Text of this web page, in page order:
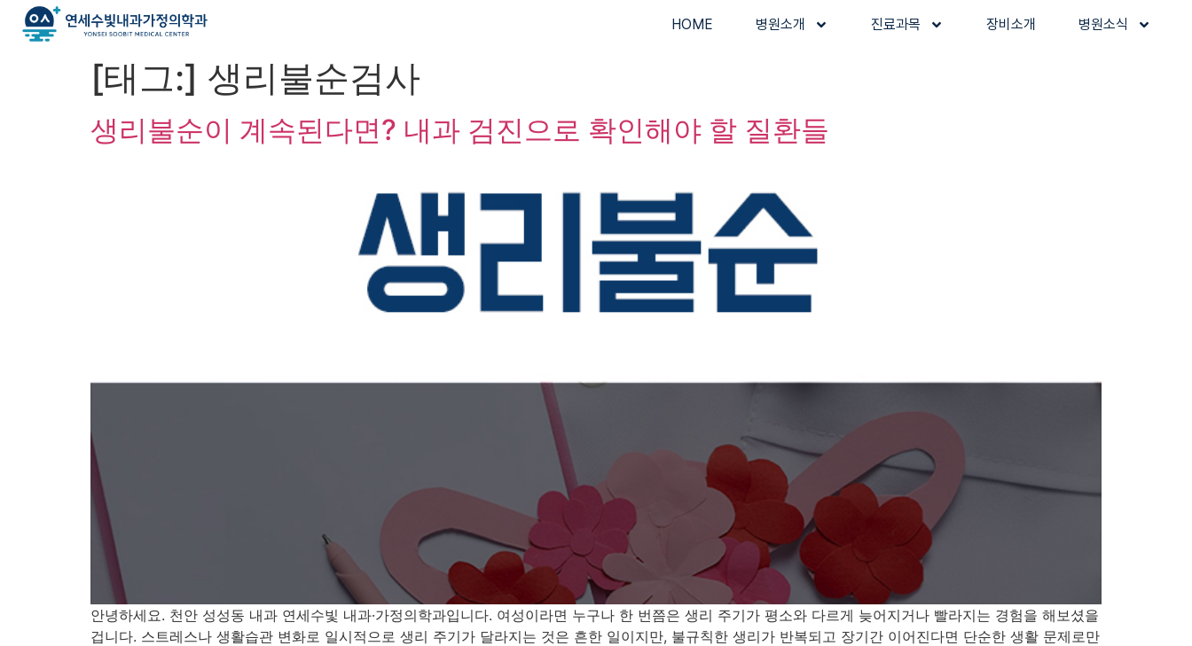
HOME 병원소개 진료과목 장비소개 병원소식
[태그:] 생리불순검사
생리불순이 계속된다면? 내과 검진으로 확인해야 할 질환들
안녕하세요. 천안 성성동 내과 연세수빛 내과·가정의학과입니다. 여성이라면 누구나 한 번쯤은 생리 주기가 평소와 다르게 늦어지거나 빨라지는 경험을 해보셨을
겁니다. 스트레스나 생활습관 변화로 일시적으로 생리 주기가 달라지는 것은 흔한 일이지만, 불규칙한 생리가 반복되고 장기간 이어진다면 단순한 생활 문제로만